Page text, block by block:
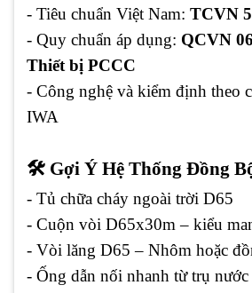
- Tiêu chuẩn Việt Nam: TCVN
- Quy chuẩn áp dụng: QCVN
Thiết bị PCCC
- Công nghệ và kiểm định theo
IWA
🛠️ Gợi Ý Hệ Thống Đồng
- Tủ chữa cháy ngoài trời D65
- Cuộn vòi D65x30m – kiểu
- Vòi lăng D65 – Nhôm hoặc
- Ống dẫn nối nhanh từ trụ nước